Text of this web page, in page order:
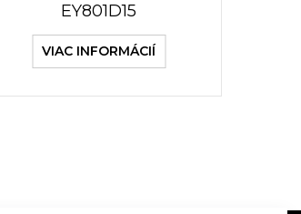
EY801D15
VIAC INFORMÁCIÍ